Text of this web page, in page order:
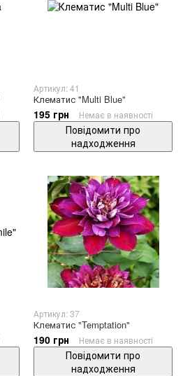
Артикул: 41
Клематис "Multi Blue"
195 грн Немає в наявності
Повідомити про
надходження
Артикул: 37
Клематис "Temptation"
190 грн Немає в наявності
Повідомити про
надходження